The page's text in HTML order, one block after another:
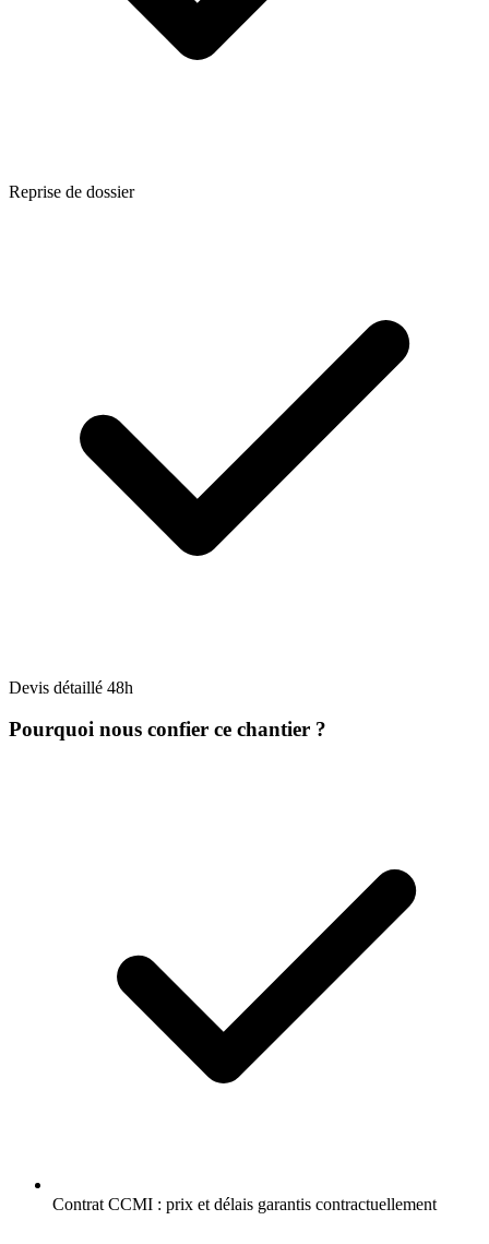
Reprise de dossier
Devis détaillé 48h
Pourquoi nous confier ce chantier ?
Contrat CCMI : prix et délais garantis contractuellement